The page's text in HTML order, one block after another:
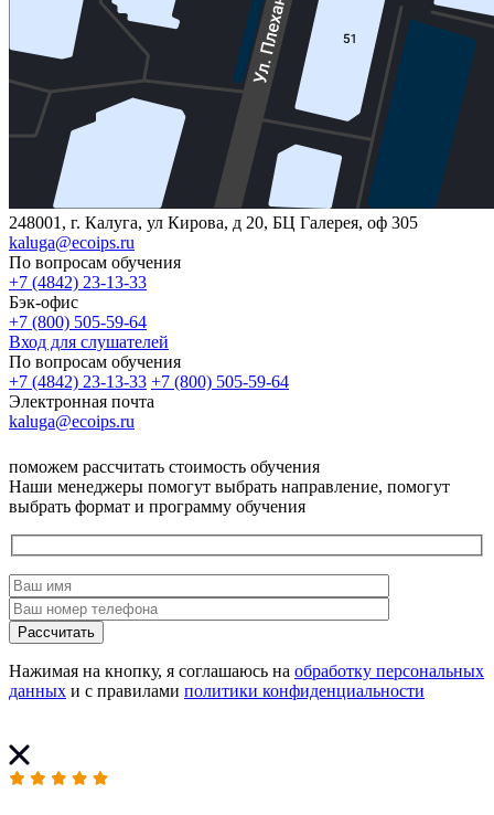
248001, г. Калуга, ул Кирова, д 20, БЦ Галерея, оф 305
kaluga@ecoips.ru
По вопросам обучения
+7 (4842) 23-13-33
Бэк-офис
+7 (800) 505-59-64
Вход для слушателей
По вопросам обучения
+7 (4842) 23-13-33 +7 (800) 505-59-64
Электронная почта
kaluga@ecoips.ru
поможем рассчитать стоимость обучения
Наши менеджеры помогут выбрать направление, помогут
выбрать формат и программу обучения
Рассчитать
Нажимая на кнопку, я соглашаюсь на обработку персональных
данных и с правилами политики конфиденциальности